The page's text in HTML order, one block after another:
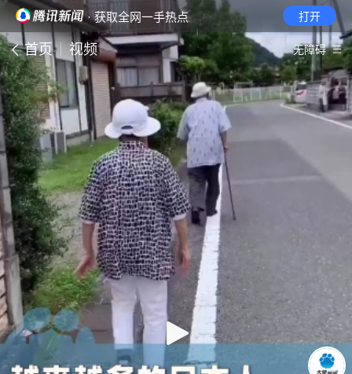
· 获取全网一手热点 打开
首页 视频 无障碍